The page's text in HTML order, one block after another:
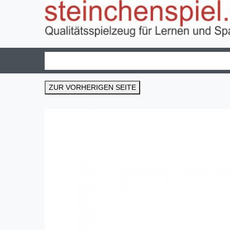
ZUR VORHERIGEN SEITE